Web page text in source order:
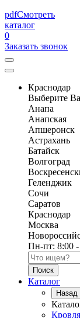
pdfСмотреть
каталог
0
Заказать звонок
Краснодар
Выберите
Анапа
Анапская
Апшеронск
Астрахань
Батайск
Волгоград
Геленджик
Сочи
Саратов
Краснодар
Москва
Пн-пт: 8:00
Поиск по
Каталог
Назад
Кровля